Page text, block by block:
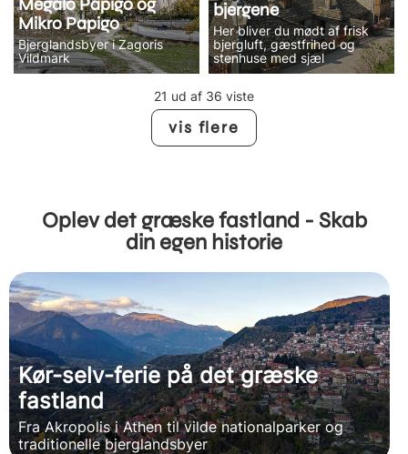
Mikro Papigo
Bjerglandsbyer i Zagoris
Vildmark
bjergene
Her bliver du mødt af frisk
bjergluft, gæstfrihed og
stenhuse med sjæl
21 ud af 36 viste
vis flere
Oplev det græske fastland - Skab
din egen historie
Kør-selv-ferie på det græske
fastland
Fra Akropolis i Athen til vilde nationalparker og
traditionelle bjerglandsbyer